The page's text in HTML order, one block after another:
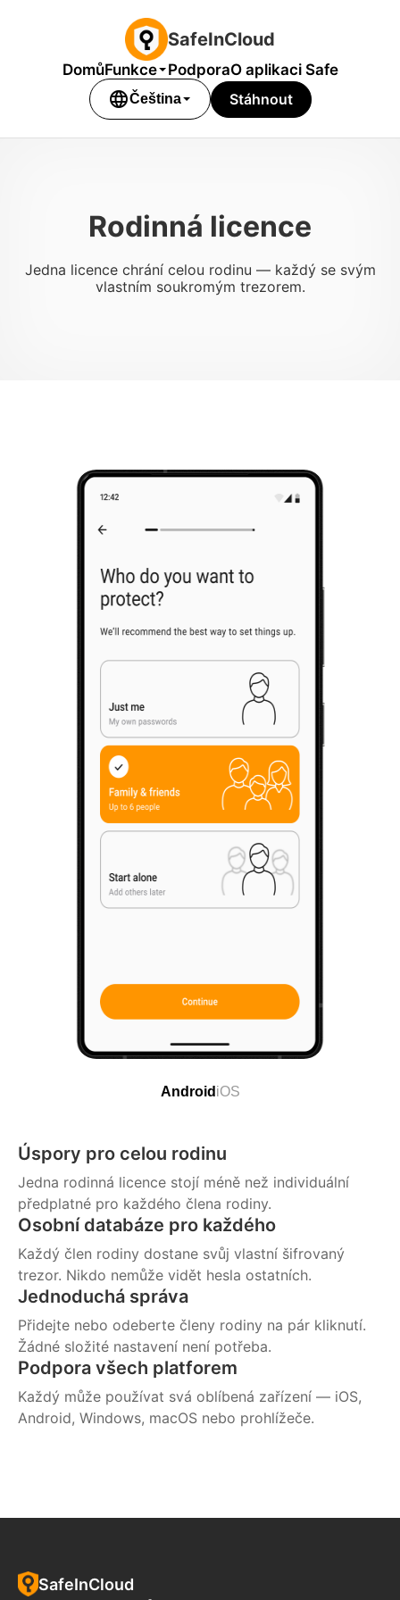
SafeInCloud
DomůFunkce PodporaO aplikaci Safe
languageČeština Stáhnout
Rodinná licence
Jedna licence chrání celou rodinu — každý se svým
vlastním soukromým trezorem.
Android iOS
Úspory pro celou rodinu
Jedna rodinná licence stojí méně než individuální
předplatné pro každého člena rodiny.
Osobní databáze pro každého
Každý člen rodiny dostane svůj vlastní šifrovaný
trezor. Nikdo nemůže vidět hesla ostatních.
Jednoduchá správa
Přidejte nebo odeberte členy rodiny na pár kliknutí.
Žádné složité nastavení není potřeba.
Podpora všech platforem
Každý může používat svá oblíbená zařízení — iOS,
Android, Windows, macOS nebo prohlížeče.
SafeInCloud